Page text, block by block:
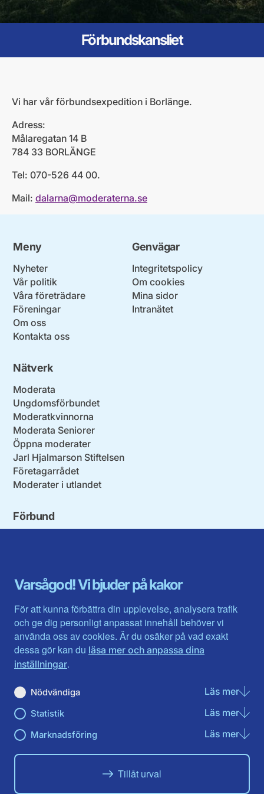
Varsågod! Vi bjuder på kakor
För att kunna förbättra din upplevelse, analysera trafik
och ge dig personligt anpassat innehåll behöver vi
använda oss av cookies. Är du osäker på vad exakt
dessa gör kan du läsa mer och anpassa dina
inställningar.
Nödvändiga Läs merom
Statistik Läs merom
Marknadsföring Läs merom
Tillåt urval
Förbundskansliet
Vi har vår förbundsexpedition i Borlänge.
Adress:
Målaregatan 14 B
784 33 BORLÄNGE
Tel: 070-526 44 00.
Mail: dalarna@moderaterna.se
Meny
Nyheter
Vår politik
Våra företrädare
Föreningar
Om oss
Kontakta oss
Genvägar
Integritetspolicy
Om cookies
Mina sidor
Intranätet
Nätverk
Moderata
Ungdomsförbundet
Moderatkvinnorna
Moderata Seniorer
Öppna moderater
Jarl Hjalmarson Stiftelsen
Företagarrådet
Moderater i utlandet
Förbund
Gävleborg
Halland
Jämtlands län
Jönköpings län
Kalmar län
Kronobergs län
Norrbotten
Skåne län
Värmlands län
Västerbotten
Västra Götaland
Västernorrland
Västmanland
Örebro län
Östergötland
Du hittar oss här på sociala medier
FacebookInstagram